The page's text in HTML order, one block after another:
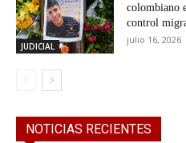
JUDICIAL
colombiano
control
julio 16, 2026
NOTICIAS RECIENTES